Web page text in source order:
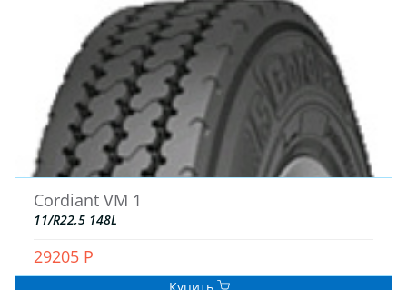
ДЛЯ ГРУЗОВЫХ АВТО
ДЛЯ ЛЕГКОВЫХ АВТО
ШИНЫ
ДИСКИ
Cordiant VM 1
11/R22,5 148L
29205 Р